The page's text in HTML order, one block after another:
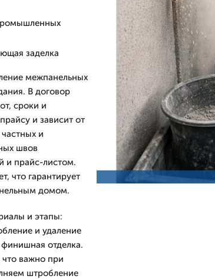
заделка
межпанельных
В договор
сроки и
и зависит от
и
швов
и прайс-листом.
что гарантирует
домом.
и этапы:
и удаление
отделка.
что важно при
штробление